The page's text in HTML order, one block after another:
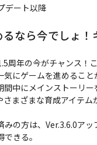
デート以降
なら今でしょ！
周年の今がチャンス！
気にゲームを進めるこ
間中にメインストーリ
まざまな育成アイテム
の方は、Ver.3.6.0アッ
きる。